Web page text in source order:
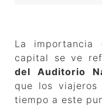
La
capital se ve
del Auditorio
que los viajeros
tiempo a este